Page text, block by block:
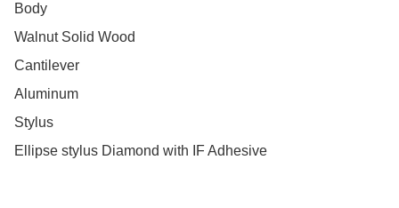
Body
Walnut Solid Wood
Cantilever
Aluminum
Stylus
Ellipse stylus Diamond with IF Adhesive